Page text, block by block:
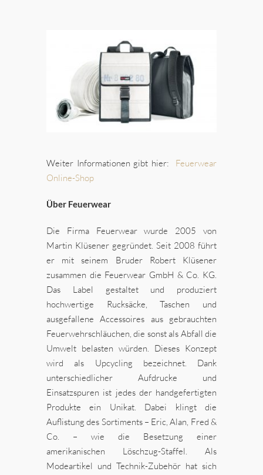
Weiter Informationen gibt hier: Feuerwear
Online-Shop
Über Feuerwear
Die Firma Feuerwear wurde 2005 von
Martin Klüsener gegründet. Seit 2008 führt
er mit seinem Bruder Robert Klüsener
zusammen die Feuerwear GmbH & Co. KG.
Das Label gestaltet und produziert
hochwertige Rucksäcke, Taschen und
ausgefallene Accessoires aus gebrauchten
Feuerwehrschläuchen, die sonst als Abfall die
Umwelt belasten würden. Dieses Konzept
wird als Upcycling bezeichnet. Dank
unterschiedlicher Aufdrucke und
Einsatzspuren ist jedes der handgefertigten
Produkte ein Unikat. Dabei klingt die
Auflistung des Sortiments – Eric, Alan, Fred &
Co. – wie die Besetzung einer
amerikanischen Löschzug-Staffel. Als
Modeartikel und Technik-Zubehör hat sich